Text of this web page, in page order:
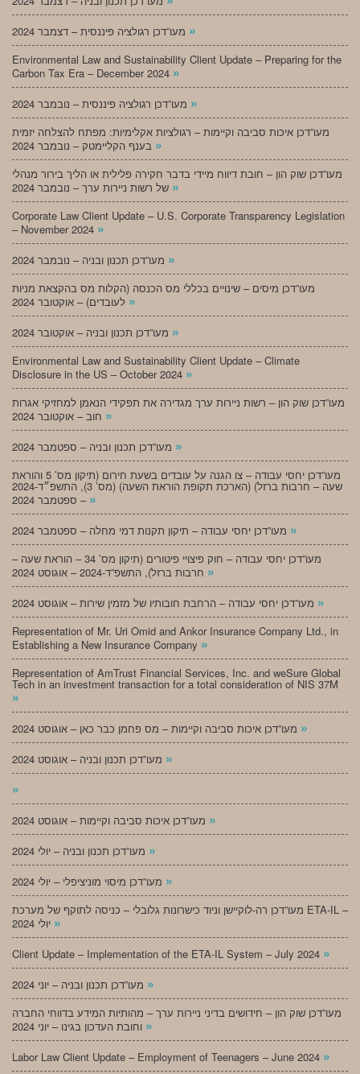
»
Environmental Law and Sustainability Client Update – Preparing for the
Carbon Tax Era – December 2024 »
»
מעו”דכן איכות סביבה וקיימות – רגולציות אקלימיות: מפתח להצלחה יזמית
»
מעו”דכן שוק הון – חובת דיווח מיידי בדבר חקירה פלילית או הליך בירור מנהלי
»
Corporate Law Client Update – U.S. Corporate Transparency Legislation
– November 2024 »
»
מעו”דכן מיסים – שינויים בכללי מס הכנסה (הקלות מס בהקצאת מניות
»
»
Environmental Law and Sustainability Client Update – Climate
Disclosure in the US – October 2024 »
מעו”דכן שוק הון – רשות ניירות ערך מגדירה את תפקידי הנאמן למחזיקי אגרות
»
»
מעו”דכן יחסי עבודה – צו הגנה על עובדים בשעת חירום (תיקון מס’ 5 והוראת
שעה – חרבות ברזל) (הארכת תקופת הוראת השעה) (מס’ 3), התשפ״ד-2024
– ספטמבר 2024 »
»
מעו”דכן יחסי עבודה – חוק פיצויי פיטורים (תיקון מס’ 34 – הוראת שעה –
»
»
Representation of Mr. Uri Omid and Ankor Insurance Company Ltd., in
Establishing a New Insurance Company »
Representation of AmTrust Financial Services, Inc. and weSure Global
Tech in an investment transaction for a total consideration of NIS 37M
»
»
»
»
»
»
»
מעו”דכן רה-לוקיישן וניוד כישרונות גלובלי – כניסה לתוקף של מערכת ETA-IL –
»
Client Update – Implementation of the ETA-IL System – July 2024 »
»
מעו”דכן שוק הון – חידושים בדיני ניירות ערך – מהותיות המידע בדווחי החברה
»
Labor Law Client Update – Employment of Teenagers – June 2024 »